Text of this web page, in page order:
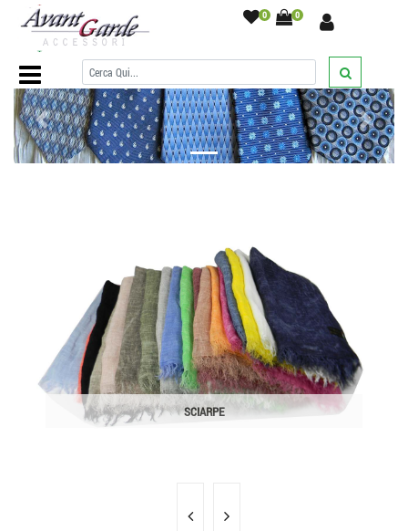
0 0
Home Page/
Previous Next
SCIARPE